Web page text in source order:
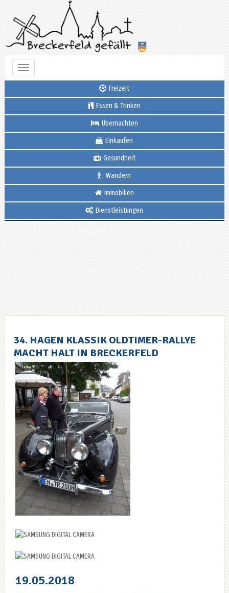
Toggle
navigation
Freizeit
Essen & Trinken
Übernachten
Einkaufen
Gesundheit
Wandern
Immobilien
Dienstleistungen
34. HAGEN KLASSIK OLDTIMER-RALLYE
MACHT HALT IN BRECKERFELD
19.05.2018